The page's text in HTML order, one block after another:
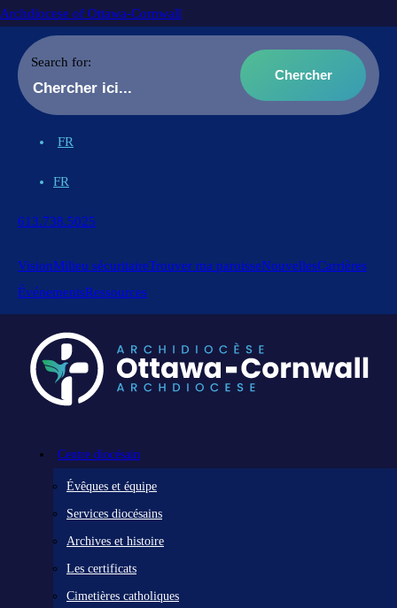
Archdiocese of Ottawa-Cornwall
Search for:
FR
FR
613.738.5025
VisionMilieu sécuritaireTrouver ma paroisseNouvellesCarrières
ÉvénementsRessources
Centre diocésain
Évêques et équipe
Services diocésains
Archives et histoire
Les certificats
Cimetières catholiques